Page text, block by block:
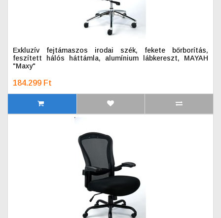
Exkluzív fejtámaszos irodai szék, fekete bőrborítás,
feszített hálós háttámla, alumínium lábkereszt, MAYAH
"Maxy"
184.299 Ft